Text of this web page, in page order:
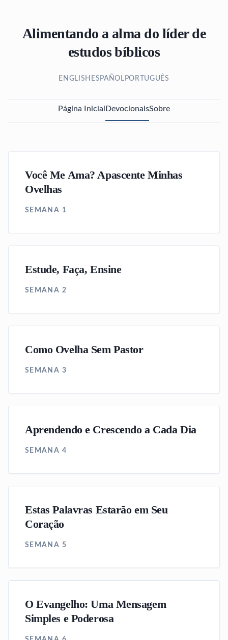
Alimentando a alma do líder de
estudos bíblicos
ENGLISH ESPAÑOL PORTUGUÊS
Página Inicial DevocionaisSobre
Você Me Ama? Apascente Minhas
Ovelhas
SEMANA 1
Estude, Faça, Ensine
SEMANA 2
Como Ovelha Sem Pastor
SEMANA 3
Aprendendo e Crescendo a Cada Dia
SEMANA 4
Estas Palavras Estarão em Seu
Coração
SEMANA 5
O Evangelho: Uma Mensagem
Simples e Poderosa